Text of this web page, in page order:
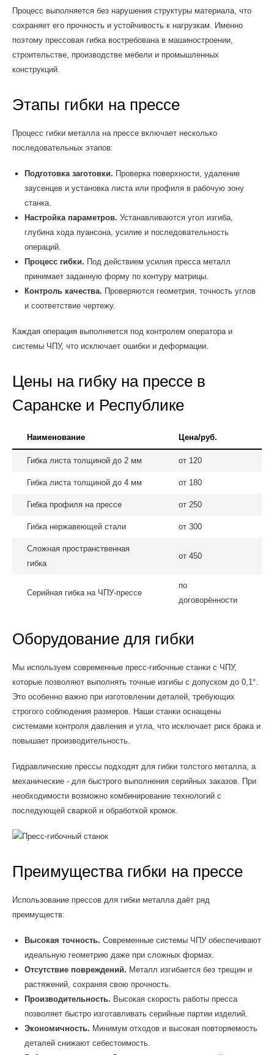
Процесс выполняется без нарушения структуры материала, что
сохраняет его прочность и устойчивость к нагрузкам. Именно
поэтому прессовая гибка востребована в машиностроении,
строительстве, производстве мебели и промышленных
конструкций.
Этапы гибки на прессе
Процесс гибки металла на прессе включает несколько
последовательных этапов:
Подготовка заготовки. Проверка поверхности, удаление
заусенцев и установка листа или профиля в рабочую зону
станка.
Настройка параметров. Устанавливаются угол изгиба,
глубина хода пуансона, усилие и последовательность
операций.
Процесс гибки. Под действием усилия пресса металл
принимает заданную форму по контуру матрицы.
Контроль качества. Проверяются геометрия, точность углов
и соответствие чертежу.
Каждая операция выполняется под контролем оператора и
системы ЧПУ, что исключает ошибки и деформации.
Цены на гибку на прессе в
Саранске и Республике
Наименование Цена/руб.
Гибка листа толщиной до 2 мм от 120
Гибка листа толщиной до 4 мм от 180
Гибка профиля на прессе от 250
Гибка нержавеющей стали от 300
Сложная пространственная
гибка
от 450
Серийная гибка на ЧПУ-прессе
по
договорённости
Оборудование для гибки
Мы используем современные пресс-гибочные станки с ЧПУ,
которые позволяют выполнять точные изгибы с допуском до 0,1°.
Это особенно важно при изготовлении деталей, требующих
строгого соблюдения размеров. Наши станки оснащены
системами контроля давления и угла, что исключает риск брака и
повышает производительность.
Гидравлические прессы подходят для гибки толстого металла, а
механические - для быстрого выполнения серийных заказов. При
необходимости возможно комбинирование технологий с
последующей сваркой и обработкой кромок.
Преимущества гибки на прессе
Использование прессов для гибки металла даёт ряд
преимуществ:
Высокая точность. Современные системы ЧПУ обеспечивают
идеальную геометрию даже при сложных формах.
Отсутствие повреждений. Металл изгибается без трещин и
растяжений, сохраняя свою прочность.
Производительность. Высокая скорость работы пресса
позволяет быстро изготавливать серийные партии изделий.
Экономичность. Минимум отходов и высокая повторяемость
деталей снижают себестоимость.